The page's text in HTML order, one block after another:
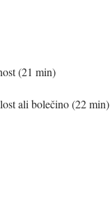
(21 min)
ali bolečino (22 min)